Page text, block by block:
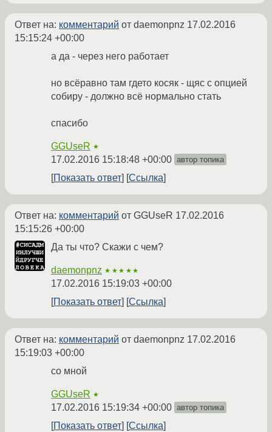
Ответ на: комментарий от daemonpnz 17.02.2016
15:15:24 +00:00
а да - через него работает
но всёравно там гдето косяк - щяс с опцией
собиру - должно всё нормально стать
спасибо
GGUseR ★
17.02.2016 15:18:48 +00:00 автор топика
Показать ответ Ссылка
Ответ на: комментарий от GGUseR 17.02.2016
15:15:26 +00:00
Да ты что? Скажи с чем?
daemonpnz ★★★★★
17.02.2016 15:19:03 +00:00
Показать ответ
Ссылка
Ответ на: комментарий от daemonpnz 17.02.2016
15:19:03 +00:00
со мной
GGUseR ★
17.02.2016 15:19:34 +00:00 автор топика
Показать ответ Ссылка